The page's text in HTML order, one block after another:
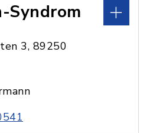
Syndrom
3, 89250